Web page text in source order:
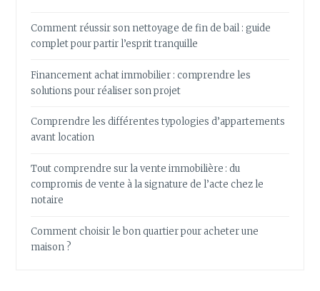
Comment réussir son nettoyage de fin de bail : guide
complet pour partir l’esprit tranquille
Financement achat immobilier : comprendre les
solutions pour réaliser son projet
Comprendre les différentes typologies d’appartements
avant location
Tout comprendre sur la vente immobilière : du
compromis de vente à la signature de l’acte chez le
notaire
Comment choisir le bon quartier pour acheter une
maison ?